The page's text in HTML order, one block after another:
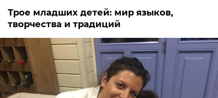
Трое младших детей: мир языков,
творчества и традиций